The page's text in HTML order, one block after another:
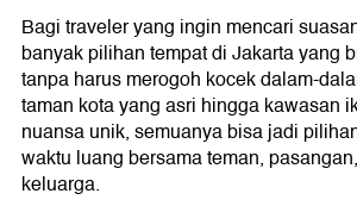
Bagi traveler yang ingin mencari
banyak pilihan tempat di Jakarta yang
tanpa harus merogoh kocek dalam-
taman kota yang asri hingga kawasan
nuansa unik, semuanya bisa jadi
waktu luang bersama teman,
keluarga.